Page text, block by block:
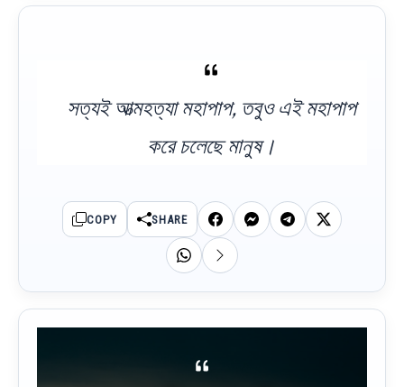
সত্যই আত্মহত্যা মহাপাপ, তবুও এই মহাপাপ
করে চলেছে মানুষ।
COPY SHARE